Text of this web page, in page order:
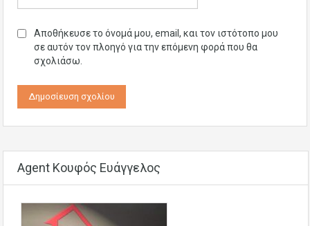
Αποθήκευσε το όνομά μου, email, και τον ιστότοπο μου
σε αυτόν τον πλοηγό για την επόμενη φορά που θα
σχολιάσω.
Agent Κουφός Ευάγγελος